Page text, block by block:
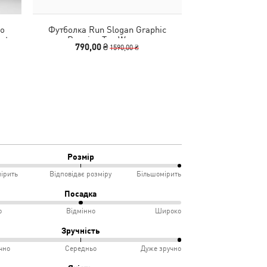
Футболка Run Slogan Graphic
Running Tee Women
790,00 ₴1590,00 ₴
Розмір
Відповідає розміру Більшомірить
Посадка
Відмінно Широко
Зручність
Середньо Дуже зручно